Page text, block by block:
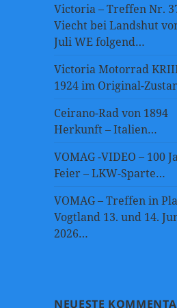
Victoria – Treffen Nr.
Viecht bei Landshut
Juli WE folgend…
Victoria Motorrad
1924 im Original-
Ceirano-Rad von 1894
Herkunft – Italien…
VOMAG -VIDEO – 100
Feier – LKW-Sparte…
VOMAG – Treffen in
Vogtland 13. und 14.
2026…
NEUESTE